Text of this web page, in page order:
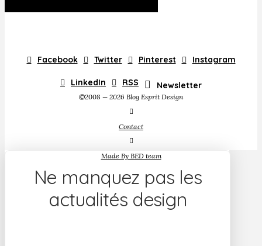
Facebook Twitter Pinterest Instagram
LinkedIn RSS Newsletter
©2008 — 2026 Blog Esprit Design
Contact
Made By BED team
Ne manquez pas les
actualités design